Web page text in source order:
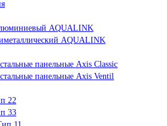
AQUALINK
AQUALINK
панельные Axis Classic
панельные Axis Ventil
22
33